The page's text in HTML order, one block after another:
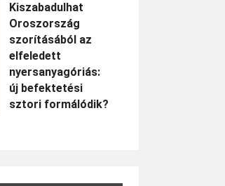
Kiszabadulhat
Oroszország
szorításából az
elfeledett
nyersanyagóriás:
új befektetési
sztori formálódik?